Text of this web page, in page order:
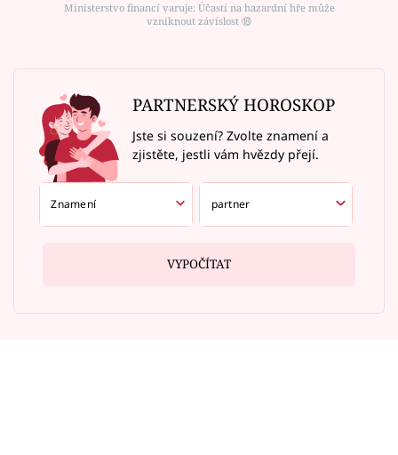
Ministerstvo financí varuje: Účastí na hazardní hře může
vzniknout závislost ⑱
PARTNERSKÝ HOROSKOP
Jste si souzení? Zvolte znamení a
zjistěte, jestli vám hvězdy přejí.
VYPOČÍTAT